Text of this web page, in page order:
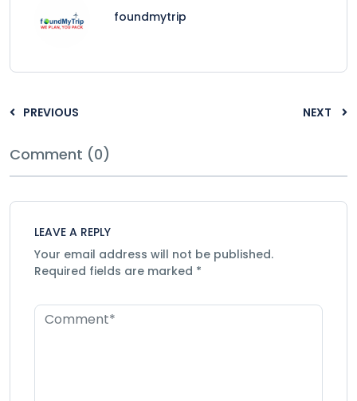
foundmytrip
PREVIOUS NEXT
Comment (0)
LEAVE A REPLY
Your email address will not be published.
Required fields are marked *